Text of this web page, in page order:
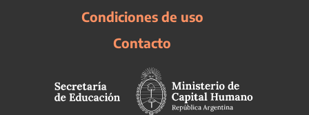
Condiciones de uso
Contacto